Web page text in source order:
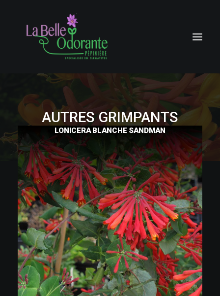
ACCUEIL
CLÉMATITES
AUTRES GRIMPANTS
GROSSISTES
HISTORIQUE
CONTACTEZ-NOUS
AUTRES GRIMPANTS
LONICERA BLANCHE SANDMAN